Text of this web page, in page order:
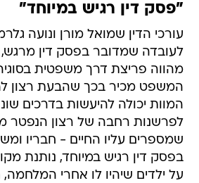
"פסק דין רגיש במיוחד"
עורכי הדין שמואל מורן ונועה
לעובדה שמדובר בפסק דין מרגש,
מהווה פריצת דרך משפטית
המשפט מכיר בכך שהבעת רצון
המוות יכולה להיעשות בדרכים
לפרשנות רחבה של רצון הנפטר
שמספרים עליו החיים - חבריו
בפסק דין רגיש במיוחד, נותנת
על ילדים שיהיו לו אחרי